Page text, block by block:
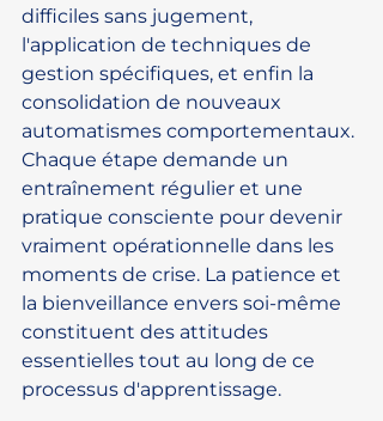
difficiles sans jugement,
l'application de techniques de
gestion spécifiques, et enfin la
consolidation de nouveaux
automatismes comportementaux.
Chaque étape demande un
entraînement régulier et une
pratique consciente pour devenir
vraiment opérationnelle dans les
moments de crise. La patience et
la bienveillance envers soi-même
constituent des attitudes
essentielles tout au long de ce
processus d'apprentissage.